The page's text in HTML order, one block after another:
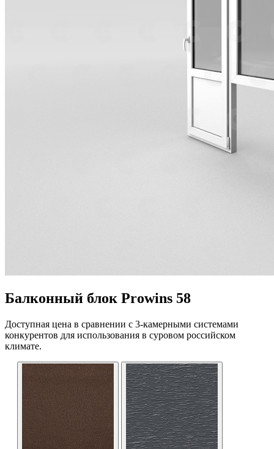
Балконный блок Prowins 58
Доступная цена в сравнении с 3-камерными системами
конкурентов для использования в суровом российском
климате.